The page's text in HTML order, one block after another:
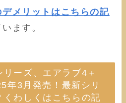
メリットはこちらの記
ます。
ーズ、エアラブ4＋
年3月発売！最新シリ
くわしくはこちらの記